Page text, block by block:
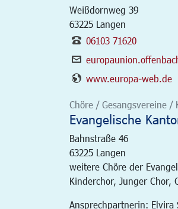
Weißdornweg 39
63225 Langen
06103 71620
www.europa-web.de
Chöre / Gesangsvereine
Evangelische
Bahnstraße 46
63225 Langen
weitere Chöre der
Kinderchor, Junger Chor,
Ansprechpartnerin: Elvira